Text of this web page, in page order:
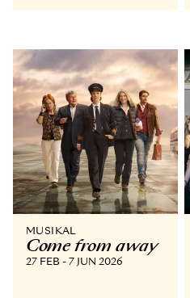
MUSIKAL
Come from away
27 FEB - 7 JUN 2026